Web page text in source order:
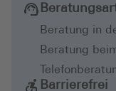
Beratung in
Beratung
Barrierefrei